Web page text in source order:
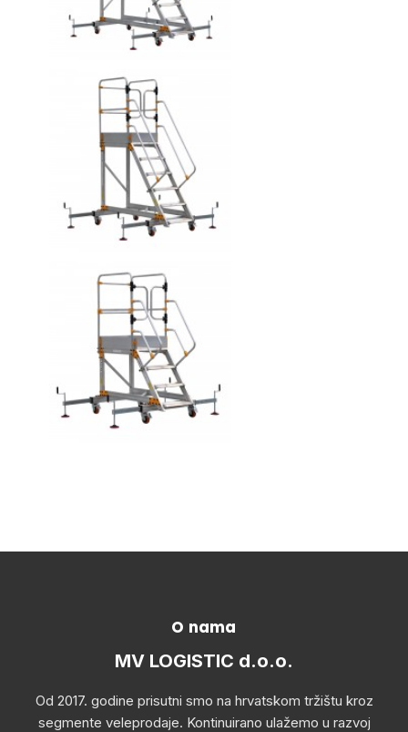
O nama
MV LOGISTIC d.o.o.
Od 2017. godine prisutni smo na hrvatskom tržištu kroz
segmente veleprodaje. Kontinuirano ulažemo u razvoj